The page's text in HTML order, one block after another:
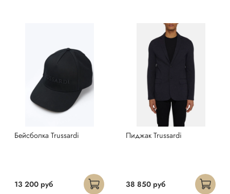
Бейсболка Trussardi
13 200 руб
Пиджак Trussardi
38 850 руб